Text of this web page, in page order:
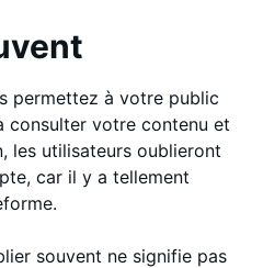
permettez à votre public
consulter votre contenu et
les utilisateurs oublieront
car il y a tellement
souvent ne signifie pas